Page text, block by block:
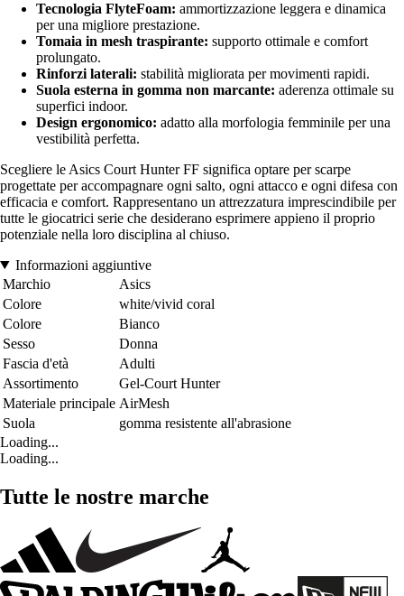
Tecnologia FlyteFoam: ammortizzazione leggera e dinamica
per una migliore prestazione.
Tomaia in mesh traspirante: supporto ottimale e comfort
prolungato.
Rinforzi laterali: stabilità migliorata per movimenti rapidi.
Suola esterna in gomma non marcante: aderenza ottimale su
superfici indoor.
Design ergonomico: adatto alla morfologia femminile per una
vestibilità perfetta.
Scegliere le Asics Court Hunter FF significa optare per scarpe
progettate per accompagnare ogni salto, ogni attacco e ogni difesa con
efficacia e comfort. Rappresentano un attrezzatura imprescindibile per
tutte le giocatrici serie che desiderano esprimere appieno il proprio
potenziale nella loro disciplina al chiuso.
Informazioni aggiuntive
Marchio
Asics
Colore
white/vivid coral
Colore
Bianco
Sesso
Donna
Fascia d'età
Adulti
Assortimento
Gel-Court Hunter
Materiale principale AirMesh
Suola
gomma resistente all'abrasione
Loading...
Loading...
Tutte le nostre marche